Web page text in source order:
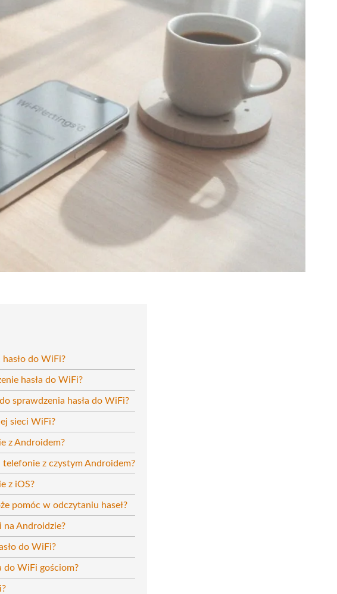
do WiFi?
hasła do WiFi?
sprawdzenia hasła do WiFi?
sieci WiFi?
z Androidem?
telefonie z czystym Androidem?
z iOS?
pomóc w odczytaniu haseł?
na Androidzie?
do WiFi?
do WiFi gościom?